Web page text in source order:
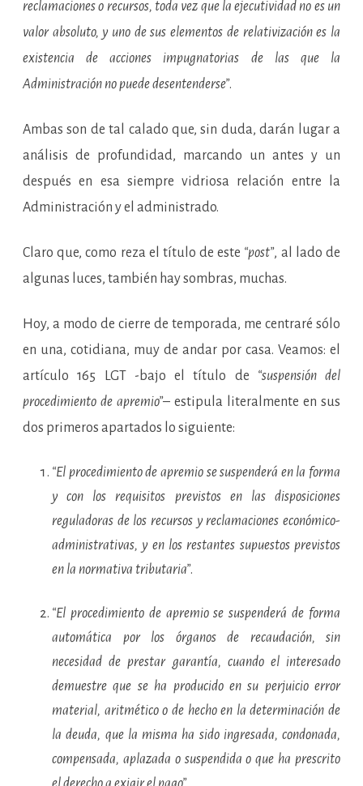
reclamaciones o recursos, toda vez que la ejecutividad no es un
valor absoluto, y uno de sus elementos de relativización es la
existencia de acciones impugnatorias de las que la
Administración no puede desentenderse”.
Ambas son de tal calado que, sin duda, darán lugar a
análisis de profundidad, marcando un antes y un
después en esa siempre vidriosa relación entre la
Administración y el administrado.
Claro que, como reza el título de este “post”, al lado de
algunas luces, también hay sombras, muchas.
Hoy, a modo de cierre de temporada, me centraré sólo
en una, cotidiana, muy de andar por casa. Veamos: el
artículo 165 LGT -bajo el título de “suspensión del
procedimiento de apremio”– estipula literalmente en sus
dos primeros apartados lo siguiente:
“El procedimiento de apremio se suspenderá en la forma
y con los requisitos previstos en las disposiciones
reguladoras de los recursos y reclamaciones económico-
administrativas, y en los restantes supuestos previstos
en la normativa tributaria”.
“El procedimiento de apremio se suspenderá de forma
automática por los órganos de recaudación, sin
necesidad de prestar garantía, cuando el interesado
demuestre que se ha producido en su perjuicio error
material, aritmético o de hecho en la determinación de
la deuda, que la misma ha sido ingresada, condonada,
compensada, aplazada o suspendida o que ha prescrito